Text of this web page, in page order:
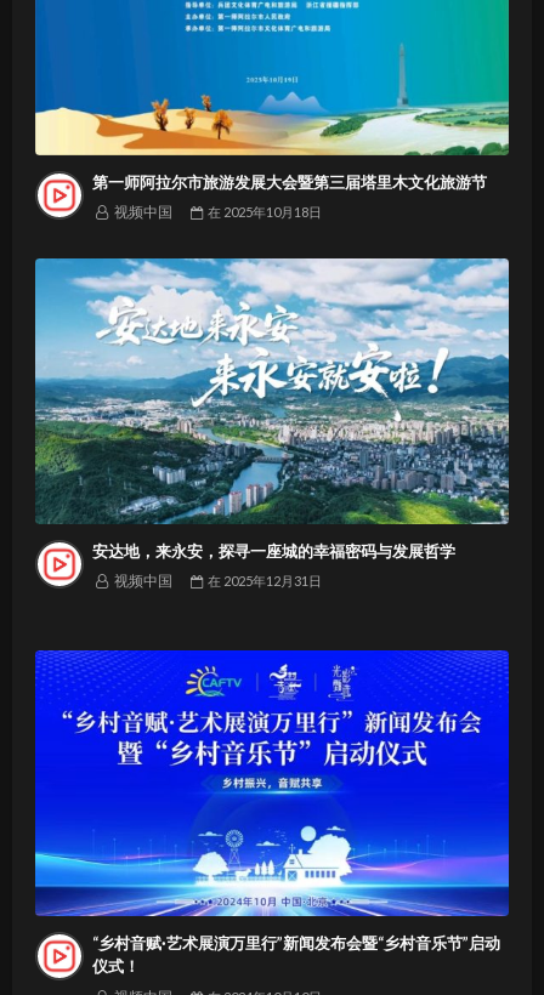
第一师阿拉尔市旅游发展大会暨第三届塔里木文化旅游节
视频中国 在 2025年10月18日
安达地，来永安，探寻一座城的幸福密码与发展哲学
视频中国 在 2025年12月31日
“乡村音赋·艺术展演万里行”新闻发布会暨“乡村音乐节”启动
仪式！